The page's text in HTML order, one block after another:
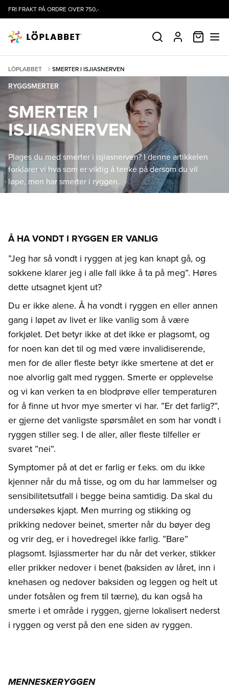
FRI FRAKT PÅ ORDRE OVER 750,-
SØK PROFIL
LÖPLABBET SMERTER I ISJIASNERVEN
RYGGSMERTER
SMERTER I
ISJIASNERVEN
Plages du med smerter i isjiasnerven? I denne artikkelen
forklarer vi hva som er viktig å tenke på dersom du vil
løpe, men har smerter i ryggen.
Å HA VONDT I RYGGEN ER VANLIG
”Jeg har så vondt i ryggen at jeg kan knapt gå, og
sokkene klarer jeg i alle fall ikke å ta på meg”. Høres
dette utsagnet kjent ut?
Du er ikke alene. Å ha vondt i ryggen en eller annen
gang i løpet av livet er like vanlig som å være
forkjølet. Det betyr ikke at det ikke er plagsomt, og
for noen kan det til og med være invalidiserende,
men for de aller fleste betyr ikke smertene at det er
noe alvorlig galt med ryggen. Smerte er opplevelse
og vi kan verken ta en blodprøve eller temperaturen
for å finne ut hvor mye smerter vi har. ”Er det farlig?”,
er gjerne det vanligste spørsmålet en som har vondt i
ryggen stiller seg. I de aller, aller fleste tilfeller er
svaret ”nei”.
Symptomer på at det er farlig er f.eks. om du ikke
kjenner når du må tisse, og om du har lammelser og
sensibilitetsutfall i begge beina samtidig. Da skal du
undersøkes kjapt. Men murring og stikking og
prikking nedover beinet, smerter når du bøyer deg
og vrir deg, er i hovedregel ikke farlig. ”Bare”
plagsomt. Isjiassmerter har du når det verker, stikker
eller prikker nedover i benet (baksiden av låret, inn i
knehasen og nedover baksiden og leggen og helt ut
under fotsålen og frem til tærne), du kan også ha
smerte i et område i ryggen, gjerne lokalisert nederst
i ryggen og verst på den ene siden av ryggen.
MENNESKERYGGEN